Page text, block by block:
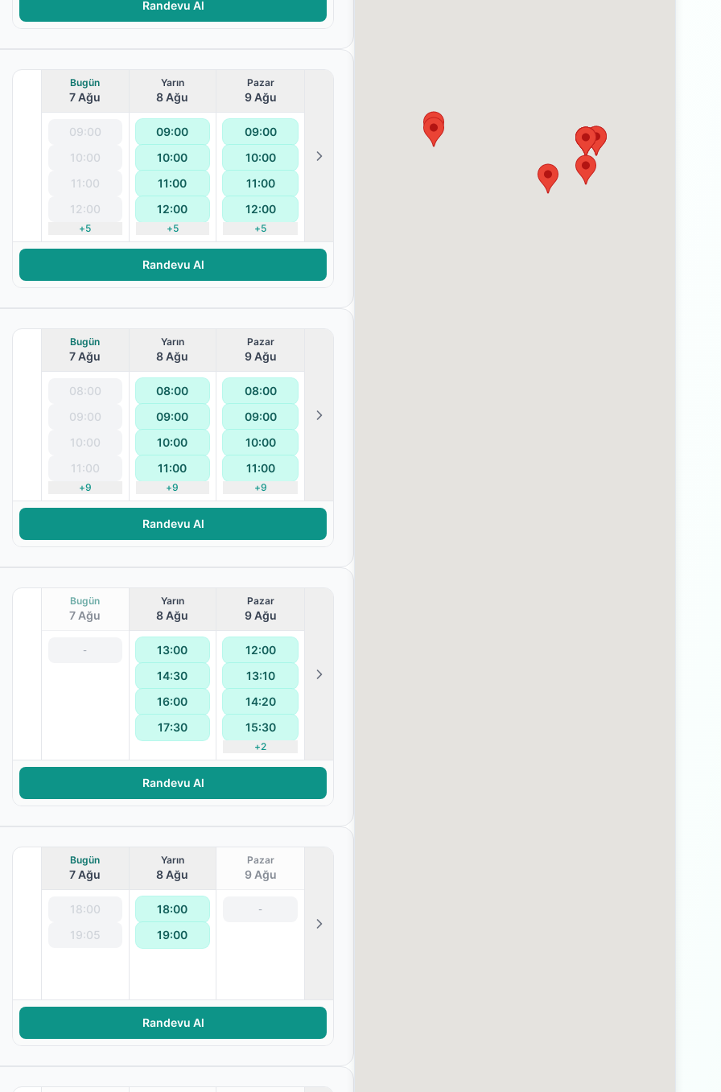
Randevu Al
Bugün
7 Ağu
09:00
10:00
11:00
12:00
+5
Yarın
8 Ağu
09:00
10:00
11:00
12:00
+5
Pazar
9 Ağu
09:00
10:00
11:00
12:00
+5
Randevu Al
Bugün
7 Ağu
08:00
09:00
10:00
11:00
+9
Yarın
8 Ağu
08:00
09:00
10:00
11:00
+9
Pazar
9 Ağu
08:00
09:00
10:00
11:00
+9
Randevu Al
Bugün
7 Ağu
-
Yarın
8 Ağu
13:00
14:30
16:00
17:30
Pazar
9 Ağu
12:00
13:10
14:20
15:30
+2
Randevu Al
Bugün
7 Ağu
18:00
19:05
Yarın
8 Ağu
18:00
19:00
Pazar
9 Ağu
-
Randevu Al